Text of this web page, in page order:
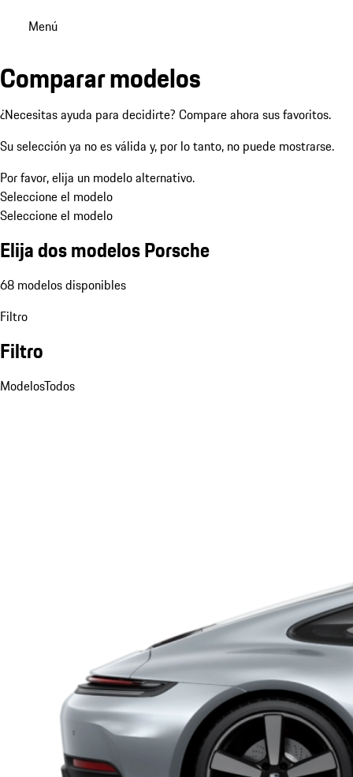
Menú
Comparar modelos
¿Necesitas ayuda para decidirte? Compare ahora sus favoritos.
Su selección ya no es válida y, por lo tanto, no puede mostrarse.
Por favor, elija un modelo alternativo.
Seleccione el modelo
Seleccione el modelo
Elija dos modelos Porsche
68 modelos disponibles
Filtro
Filtro
ModelosTodos